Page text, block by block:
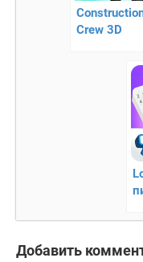
Crew 3D
Добавить